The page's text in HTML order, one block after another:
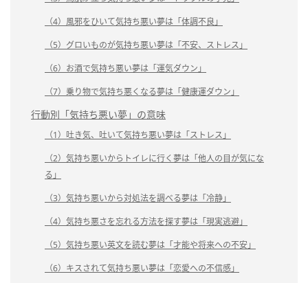
（4）風邪をひいて気持ち悪い夢は「体調不良」
（5）グロいものが気持ち悪い夢は「不安、ストレス」
（6）お酒で気持ち悪い夢は「運気ダウン」
（7）乗り物で気持ち悪くなる夢は「健康運ダウン」
行動別「気持ち悪い夢」の意味
（1）吐き気、吐いて気持ち悪い夢は「ストレス」
（2）気持ち悪いからトイレに行く夢は「他人の目が気にな
る」
（3）気持ち悪いから対処法を調べる夢は「冷静」
（4）気持ち悪さを忘れる方法を探す夢は「現実逃避」
（5）気持ち悪い英文を読む夢は「才能や将来への不安」
（6）キスされて気持ち悪い夢は「恋愛への不信感」